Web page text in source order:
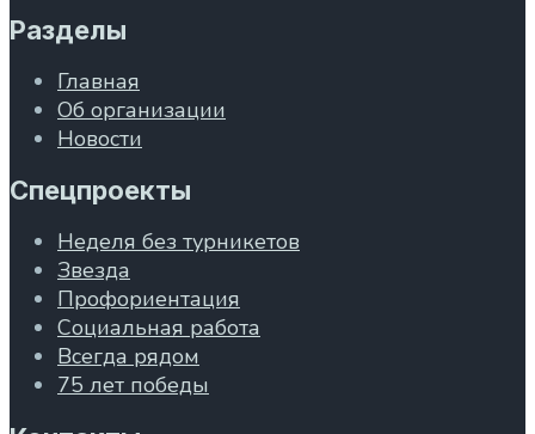
Разделы
Главная
Об организации
Новости
Спецпроекты
Неделя без турникетов
Звезда
Профориентация
Социальная работа
Всегда рядом
75 лет победы